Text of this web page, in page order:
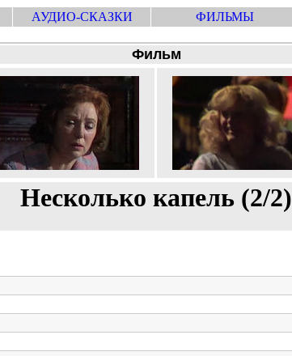
АУДИО-СКАЗКИ ФИЛЬМЫ
Фильм
Несколько капель (2/2)